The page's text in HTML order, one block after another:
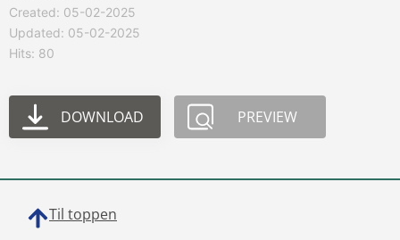
Created: 05-02-2025
Updated: 05-02-2025
Hits: 80
DOWNLOAD PREVIEW
Til toppen